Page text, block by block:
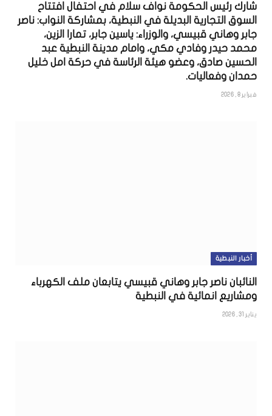
شارك رئيس الحكومة نواف سلام في احتفال افتتاح
السوق التجارية البديلة في النبطية، بمشاركة النواب: ناصر
جابر وهاني قبيسي، والوزراء: ياسين جابر، تمارا الزين،
محمد حيدر وفادي مكي، وامام مدينة النبطية عبد
الحسين صادق، وعضو هيئة الرئاسة في حركة امل خليل
حمدان وفعاليات.
فبراير 8, 2026
أخبار النبطية
النائبان ناصر جابر وهاني قبيسي يتابعان ملف الكهرباء
ومشاريع انمائية في النبطية
يناير 31, 2026